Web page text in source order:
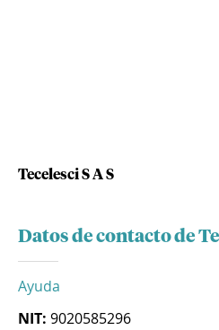
Tecelesci S A S
Datos de contacto de
Ayuda
NIT: 9020585296